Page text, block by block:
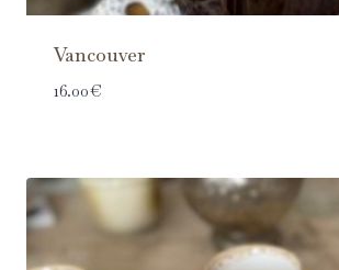
Vancouver
16.00€